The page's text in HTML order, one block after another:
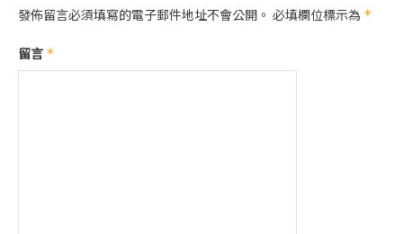
發佈留言必須填寫的電子郵件地址不會公開。 必填欄位標示為 *
留言*